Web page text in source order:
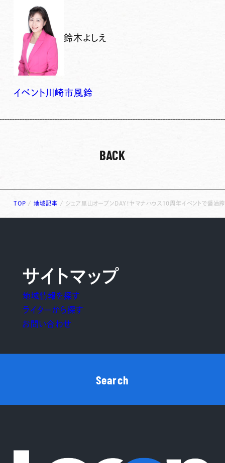
鈴木よしえ
イベント 川崎市風鈴
BACK
TOP /地域記事 / シェア里山オープンDAY！ヤマナハウス10周年イベントで醤油
サイトマップ
地域情報を探す
ライターから探す
お問い合わせ
Search